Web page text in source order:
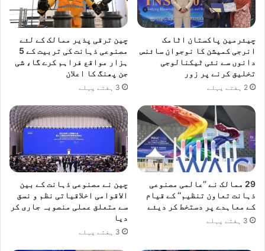
ے
ش
ک
س
ت
د
ی
د
5
ک
ے
ب
ہ
ت
ر
ی
م
ن
ا
ف
ع
ک
ا
ن
چیئرمین پاکستان اٹامک
انرجی کمیشن کا نوجوان سائنس
دانوں سے نئی ٹیکنالوجی
تخلیق کرنے پر زور
2 ہفتے پہلے
چین ترقی پذیر ممالک کے لئے
مصنوعی ذہانت کی تربیت کے 5
ہزار مواقع فراہم کرے گا، شی
جن پھنگ کا اعلان
3 ہفتے پہلے
29 ممالک نے ’’عالمی مصنوعی
ذہانت تعاون تنظیم‘‘ کے قیام
کے معاہدے پر دستخط کر دیئے
3 ہفتے پہلے
چین نے مصنوعی ذہانت کے بین
الاقوامی اخلاقیاتی نظم و نسق
سے متعلق عملی منصوبہ جاری کر
دیا
3 ہفتے پہلے